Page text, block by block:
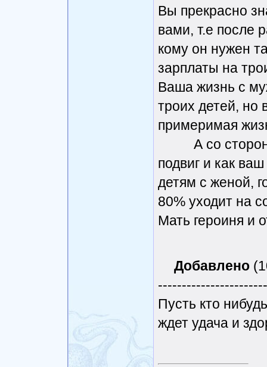
Вы прекрасно
вами, т.е после
кому он нужен
зарплаты на
Ваша жизнь с
троих детей, но
примеримая
А со стороны
подвиг и как
детям с женой,
80% уходит на
Мать героиня и
Добавлено
Пусть кто
ждет удача и